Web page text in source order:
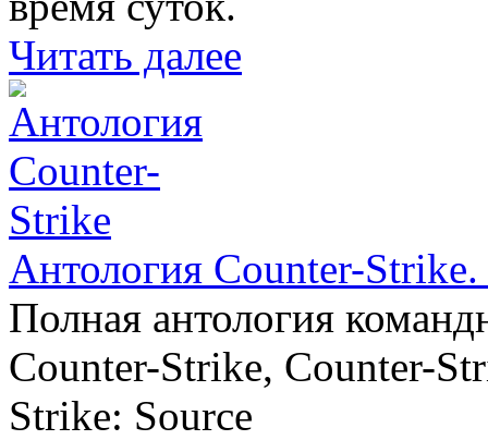
Читать далее
Антология Counter-
Полная антология
Counter-Strike, Counter-
Strike: Source